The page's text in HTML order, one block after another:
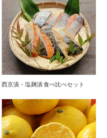
西京漬・塩麹漬 食べ比べセット